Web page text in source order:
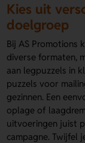
Kies uit
doelgroep
Bij AS Promotions
diverse formaten,
aan legpuzzels in
puzzels voor
gezinnen. Een
oplage of
uitvoeringen juist
campagne. Twijfel